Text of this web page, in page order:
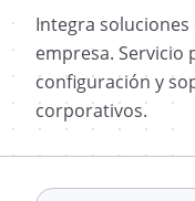
Integra
empresa. Servicio
configuración y
corporativos.